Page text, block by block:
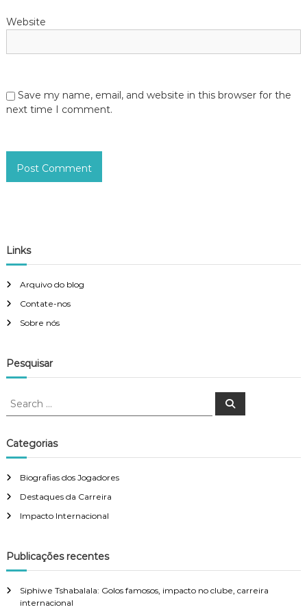
Website
Save my name, email, and website in this browser for the
next time I comment.
Links
Arquivo do blog
Contate-nos
Sobre nós
Pesquisar
S
r
c
f
o
r
S
Categorias
Biografias dos Jogadores
Destaques da Carreira
Impacto Internacional
Publicações recentes
Siphiwe Tshabalala: Golos famosos, impacto no clube, carreira
internacional